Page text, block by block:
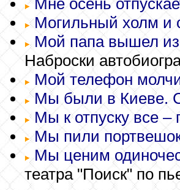
Мне осень
Могильный холм и
Мой папа вышел из
Наброски
Мой телефон
Мы были в Киеве.
Мы к отпуску все –
Мы пили
Мы ценим
театра "Поиск" по